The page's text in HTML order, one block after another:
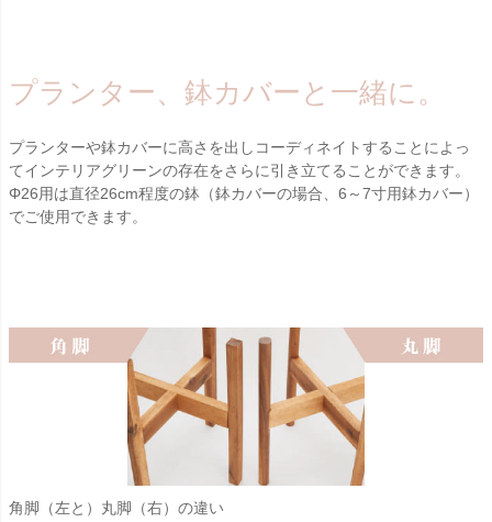
プランター、鉢カバーと一緒に。
プランターや鉢カバーに高さを出しコーディネイトすることによっ
てインテリアグリーンの存在をさらに引き立てることができます。
Φ26用は直径26cm程度の鉢（鉢カバーの場合、6～7寸用鉢カバー）
でご使用できます。
角脚（左と）丸脚（右）の違い